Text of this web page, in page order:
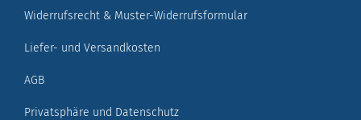
Widerrufsrecht & Muster-Widerrufsformular
Liefer- und Versandkosten
AGB
Privatsphäre und Datenschutz